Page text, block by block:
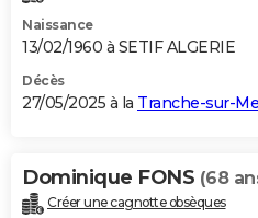
Naissance
13/02/1960 à SETIF ALGERIE
Décès
27/05/2025 à la Tranche-sur-
Dominique FONS (68
Créer une cagnotte obsèques